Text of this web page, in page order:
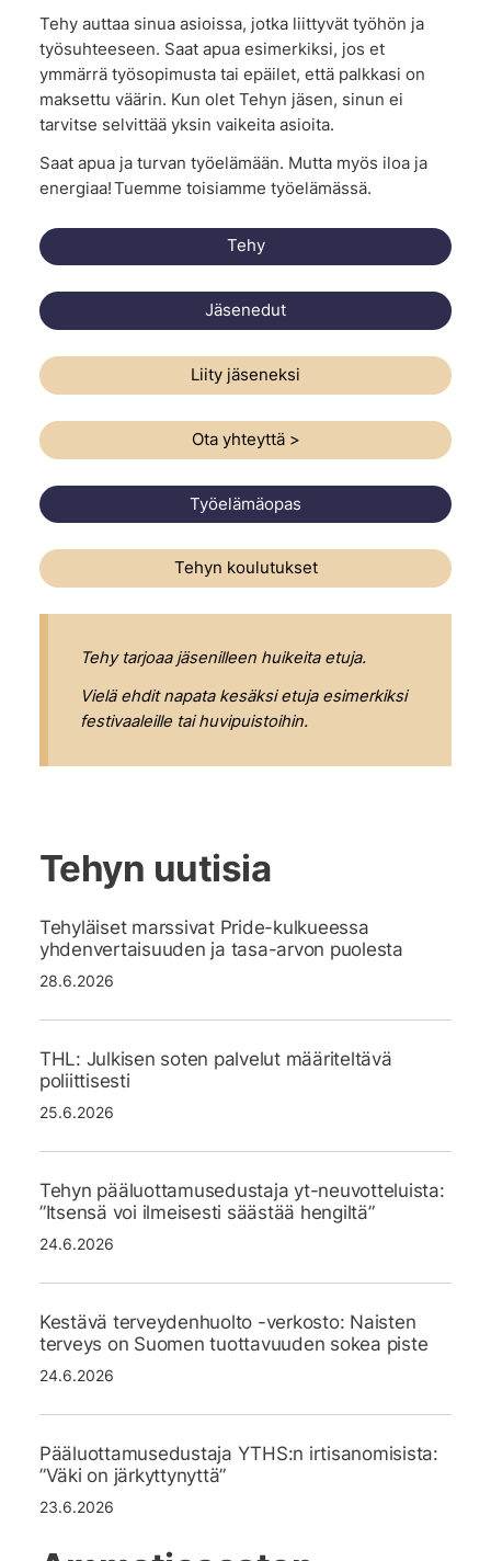
Tehy auttaa sinua asioissa, jotka liittyvät työhön ja
työsuhteeseen. Saat apua esimerkiksi, jos et
ymmärrä työsopimusta tai epäilet, että palkkasi on
maksettu väärin. Kun olet Tehyn jäsen, sinun ei
tarvitse selvittää yksin vaikeita asioita.
Saat apua ja turvan työelämään. Mutta myös iloa ja
energiaa! Tuemme toisiamme työelämässä.
Tehy
Jäsenedut
Liity jäseneksi
Ota yhteyttä >
Työelämäopas
Tehyn koulutukset
Tehy tarjoaa jäsenilleen huikeita etuja.
Vielä ehdit napata kesäksi etuja esimerkiksi
festivaaleille tai huvipuistoihin.
Tehyn uutisia
Tehyläiset marssivat Pride-kulkueessa
yhdenvertaisuuden ja tasa-arvon puolesta
28.6.2026
THL: Julkisen soten palvelut määriteltävä
poliittisesti
25.6.2026
Tehyn pääluottamusedustaja yt-neuvotteluista:
”Itsensä voi ilmeisesti säästää hengiltä”
24.6.2026
Kestävä terveydenhuolto -verkosto: Naisten
terveys on Suomen tuottavuuden sokea piste
24.6.2026
Pääluottamusedustaja YTHS:n irtisanomisista:
”Väki on järkyttynyttä”
23.6.2026